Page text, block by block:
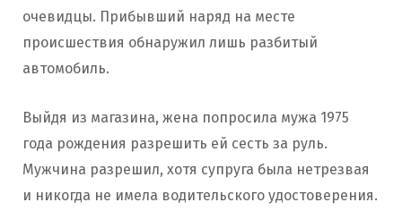
очевидцы. Прибывший наряд на месте
происшествия обнаружил лишь разбитый
автомобиль.
Выйдя из магазина, жена попросила мужа 1975
года рождения разрешить ей сесть за руль.
Мужчина разрешил, хотя супруга была нетрезвая
и никогда не имела водительского удостоверения.